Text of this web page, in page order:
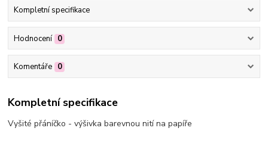
Kompletní specifikace
Hodnocení 0
Komentáře 0
Kompletní specifikace
Vyšité přáníčko - výšivka barevnou nití na papíře